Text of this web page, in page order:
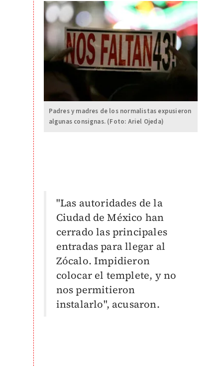
Padres y madres de los normalistas expusieron
algunas consignas. (Foto: Ariel Ojeda)
"Las autoridades de la
Ciudad de México han
cerrado las principales
entradas para llegar al
Zócalo. Impidieron
colocar el templete, y no
nos permitieron
instalarlo", acusaron.